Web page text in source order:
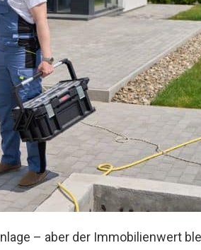
– aber der Immobilienwert